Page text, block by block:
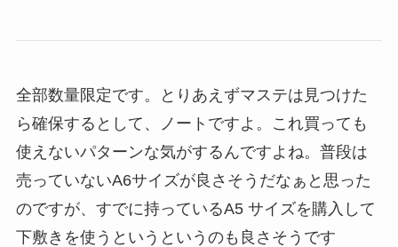
全部数量限定です。とりあえずマステは見つけた
ら確保するとして、ノートですよ。これ買っても
使えないパターンな気がするんですよね。普段は
売っていないA6サイズが良さそうだなぁと思った
のですが、すでに持っているA5 サイズを購入して
下敷きを使うというというのも良さそうです